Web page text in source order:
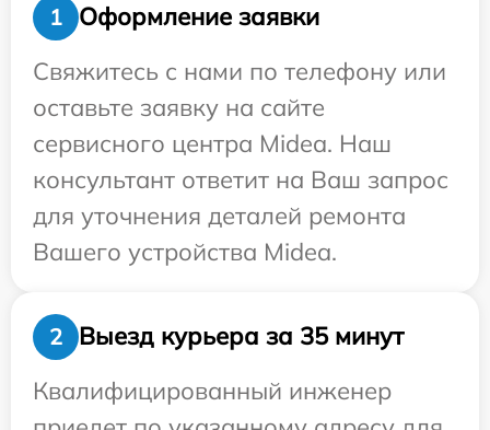
1
Оформление заявки
Свяжитесь с нами по телефону или
оставьте заявку на сайте
сервисного центра Midea. Наш
консультант ответит на Ваш запрос
для уточнения деталей ремонта
Вашего устройства Midea.
2
Выезд курьера за 35 минут
Квалифицированный инженер